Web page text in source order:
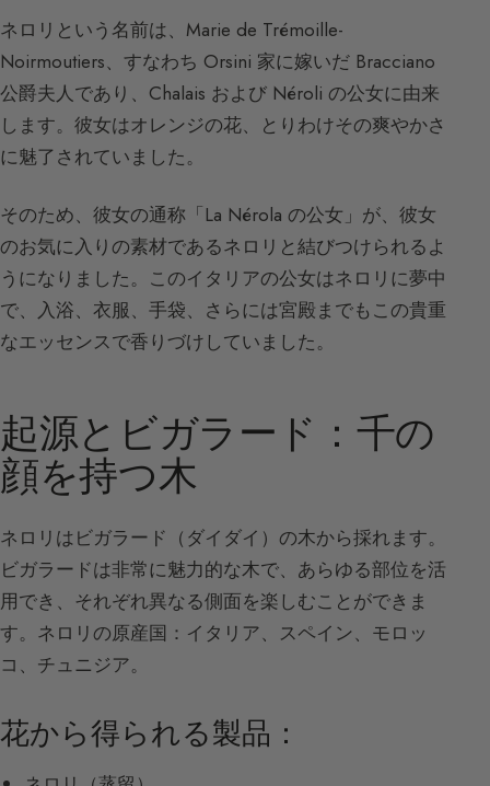
ネロリという名前は、Marie de Trémoille-
Noirmoutiers、すなわち Orsini 家に嫁いだ Bracciano
公爵夫人であり、Chalais および Néroli の公女に由来
します。彼女はオレンジの花、とりわけその爽やかさ
に魅了されていました。
そのため、彼女の通称「La Nérola の公女」が、彼女
のお気に入りの素材であるネロリと結びつけられるよ
うになりました。このイタリアの公女はネロリに夢中
で、入浴、衣服、手袋、さらには宮殿までもこの貴重
なエッセンスで香りづけしていました。
起源とビガラード：千の
顔を持つ木
ネロリはビガラード（ダイダイ）の木から採れます。
ビガラードは非常に魅力的な木で、あらゆる部位を活
用でき、それぞれ異なる側面を楽しむことができま
す。ネロリの原産国：イタリア、スペイン、モロッ
コ、チュニジア。
花から得られる製品：